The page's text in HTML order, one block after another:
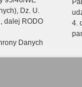
Dz. U.
dalej RODO
Danych
4.